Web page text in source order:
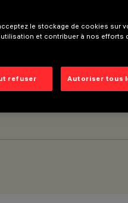
le stockage de cookies sur
et contribuer à nos efforts
refuser Autoriser tous